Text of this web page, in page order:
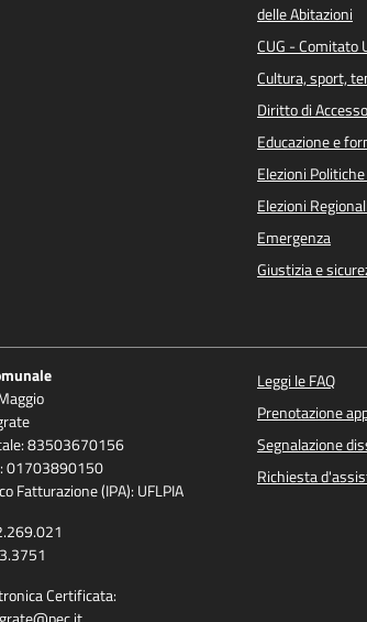
delle Abitazioni
CUG - Comitato
Cultura, sport,
Diritto di Accesso
Educazione e
Elezioni
Elezioni
Emergenza
Giustizia e
83503670156
01703890150
Fatturazione (IPA): UFLPIA
Certificata:
Leggi le FAQ
Prenotazione
Segnalazione
Richiesta